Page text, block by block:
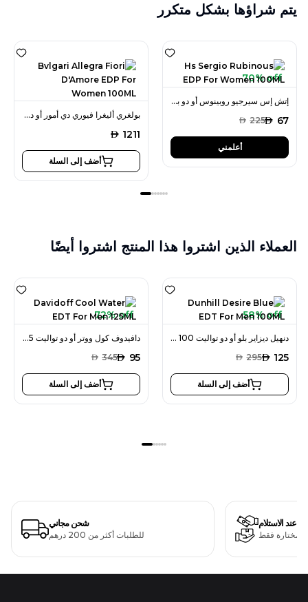
يتم شراؤها بشكل متكرر
بولغري أليغرا فيوري دي أمور أو دو بارفان 100 مل للنساء
AED 1211
أضف إلى السلة
70% off
إتش إس سيرجيو روبينوس أو دو بارفان 100 مل للنساء
AED 67
AED 225
أعلمني
العملاء الذين اشتروا هذا المنتج اشتروا أيضًا
72% off
دافيدوف كول ووتر أو دو تواليت 125 مل للرجال
AED 95
AED 345
أضف إلى السلة
58% off
دنهيل ديزاير بلو أو دو تواليت 100 مل للرجال
AED 125
AED 295
أضف إلى السلة
شحن مجاني
للطلبات أكثر من 200 درهم
عند الاستلام
مختارة فقط